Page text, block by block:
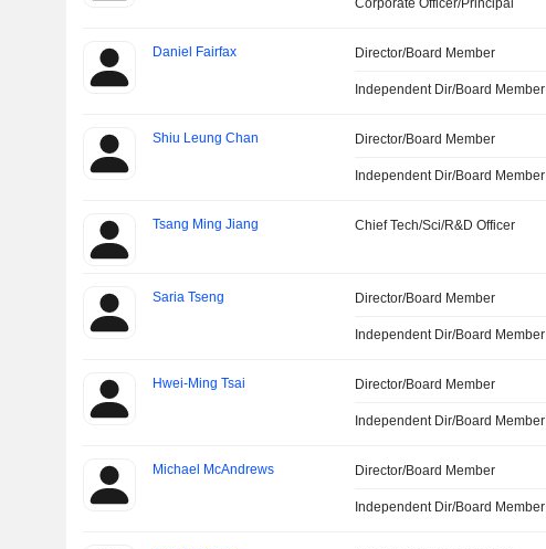
Corporate Officer/Principal
Daniel Fairfax Director/Board Member
Independent Dir/Board Member
Shiu Leung Chan Director/Board Member
Independent Dir/Board Member
Tsang Ming Jiang Chief Tech/Sci/R&D Officer
Saria Tseng Director/Board Member
Independent Dir/Board Member
Hwei-Ming Tsai Director/Board Member
Independent Dir/Board Member
Michael McAndrews Director/Board Member
Independent Dir/Board Member